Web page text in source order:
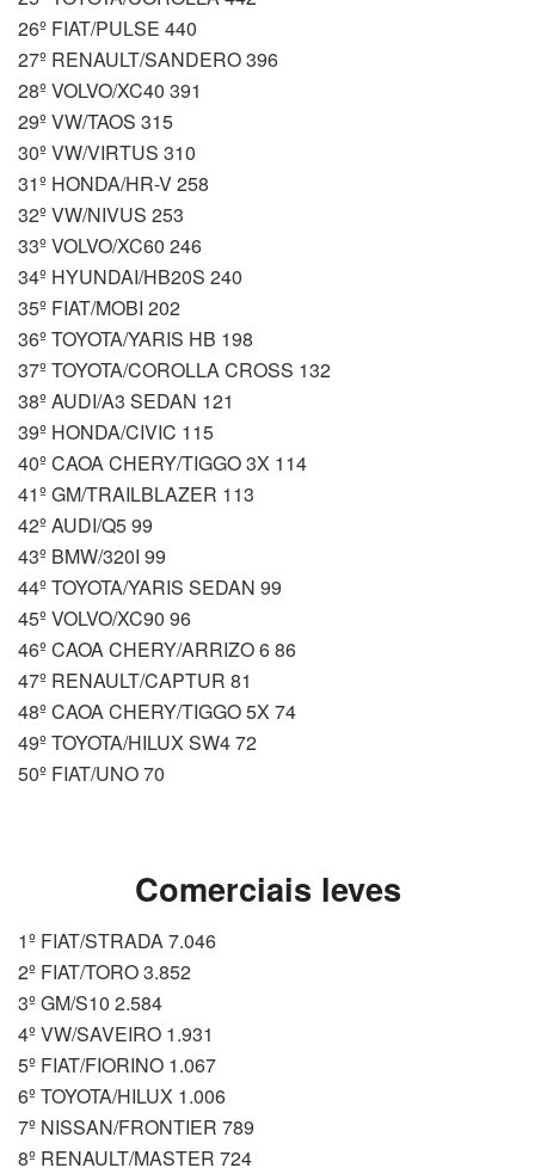
26º FIAT/PULSE 440
27º RENAULT/SANDERO 396
28º VOLVO/XC40 391
29º VW/TAOS 315
30º VW/VIRTUS 310
31º HONDA/HR-V 258
32º VW/NIVUS 253
33º VOLVO/XC60 246
34º HYUNDAI/HB20S 240
35º FIAT/MOBI 202
36º TOYOTA/YARIS HB 198
37º TOYOTA/COROLLA CROSS 132
38º AUDI/A3 SEDAN 121
39º HONDA/CIVIC 115
40º CAOA CHERY/TIGGO 3X 114
41º GM/TRAILBLAZER 113
42º AUDI/Q5 99
43º BMW/320I 99
44º TOYOTA/YARIS SEDAN 99
45º VOLVO/XC90 96
46º CAOA CHERY/ARRIZO 6 86
47º RENAULT/CAPTUR 81
48º CAOA CHERY/TIGGO 5X 74
49º TOYOTA/HILUX SW4 72
50º FIAT/UNO 70
Comerciais leves
1º FIAT/STRADA 7.046
2º FIAT/TORO 3.852
3º GM/S10 2.584
4º VW/SAVEIRO 1.931
5º FIAT/FIORINO 1.067
6º TOYOTA/HILUX 1.006
7º NISSAN/FRONTIER 789
8º RENAULT/MASTER 724